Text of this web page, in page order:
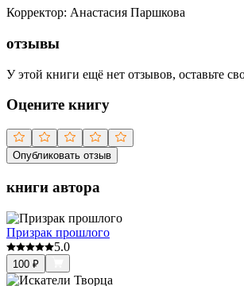
Корректор: Анастасия Паршкова
отзывы
У этой книги ещё нет отзывов, оставьте
Оцените книгу
Опубликовать отзыв
книги автора
Призрак прошлого
5.0
100 ₽